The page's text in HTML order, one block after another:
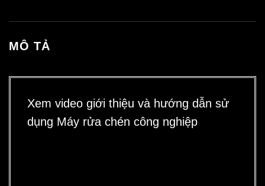
MÔ TẢ
Xem video giới thiệu và hướng dẫn sử
dụng Máy rửa chén công nghiệp